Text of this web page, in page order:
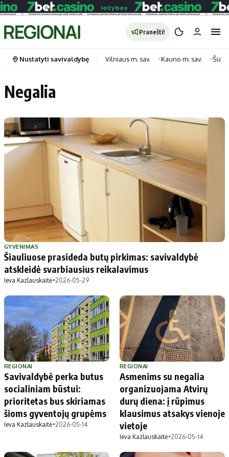
Pranešti!
Portalas
Pradinis puslapis
Savivaldybės
Naujausi
Politika
Patarimai
Dirbtinis intelektas
Gineso rekordai
Transportas
Gyvenimas
Horoskopai
Laisvalaikis
Maistas
Technologijos
Indėlių palūkanos
Ekonomikos naujienos
Didžiosios savivaldybės
Vilniaus miesto
Kauno miesto
Klaipėdos miesto
Panevėžio miesto
Šiaulių miesto
Alytaus miesto
Marijampolės
Kitos savivaldybės
Druskininkų
Utenos rajono
Jonavos rajono
Vilkaviškio rajono
Tauragės rajono
Palangos miesto
Prienų rajono
Nustatyti savivaldybę Vilniaus m. sav. Kauno m. sav.
Negalia
GYVENIMAS
Šiauliuose prasideda butų pirkimas: savivaldybė
atskleidė svarbiausius reikalavimus
Ieva Kazlauskaitė•2026-05-29
REGIONAI
Savivaldybė perka butus
socialiniam būstui:
prioritetas bus skiriamas
šioms gyventojų grupėms
Ieva Kazlauskaitė•2026-05-14
REGIONAI
Asmenims su negalia
organizuojama Atvirų
durų diena: į rūpimus
klausimus atsakys vienoje
vietoje
Ieva Kazlauskaitė•2026-05-14